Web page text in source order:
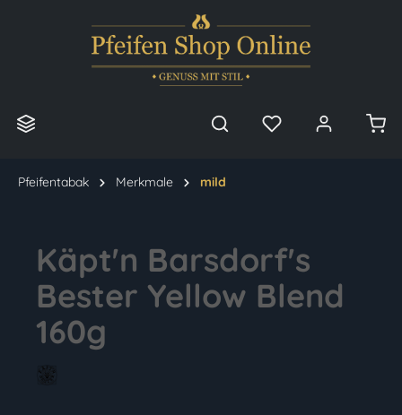
Pfeifentabak Merkmale mild
Käpt'n Barsdorf's
Bester Yellow Blend
160g